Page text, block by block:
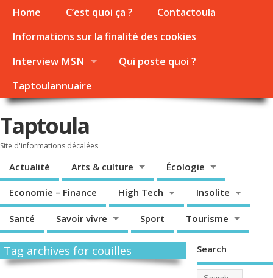
Home C’est quoi ça ?
Contactoula
Informations sur la finalité des cookies
Interview MSN
Qui poste quoi ?
Taptoulannuaire
Taptoula
Site d'informations décalées
Actualité Arts & culture Écologie
Economie – Finance High Tech Insolite
Santé Savoir vivre Sport Tourisme
Tag archives for couilles Search